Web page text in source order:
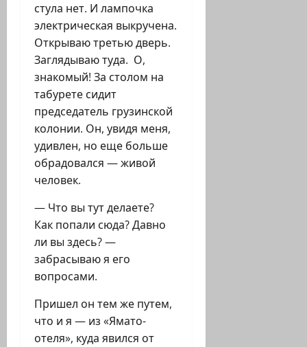
стула нет. И лампочка
электрическая выкручена.
Открываю третью дверь.
Заглядываю туда. О,
знакомый! За столом на
табурете сидит
председатель грузинской
колонии. Он, увидя меня,
удивлен, но еще больше
обрадовался — живой
человек.
— Что вы тут делаете?
Как попали сюда? Давно
ли вы здесь? —
забрасываю я его
вопросами.
Пришел он тем же путем,
что и я — из «Ямато-
отеля», куда явился от